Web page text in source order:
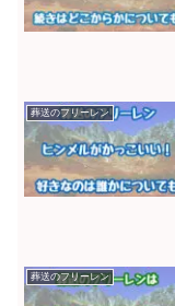
葬送のフリーレン
葬送のフリーレン